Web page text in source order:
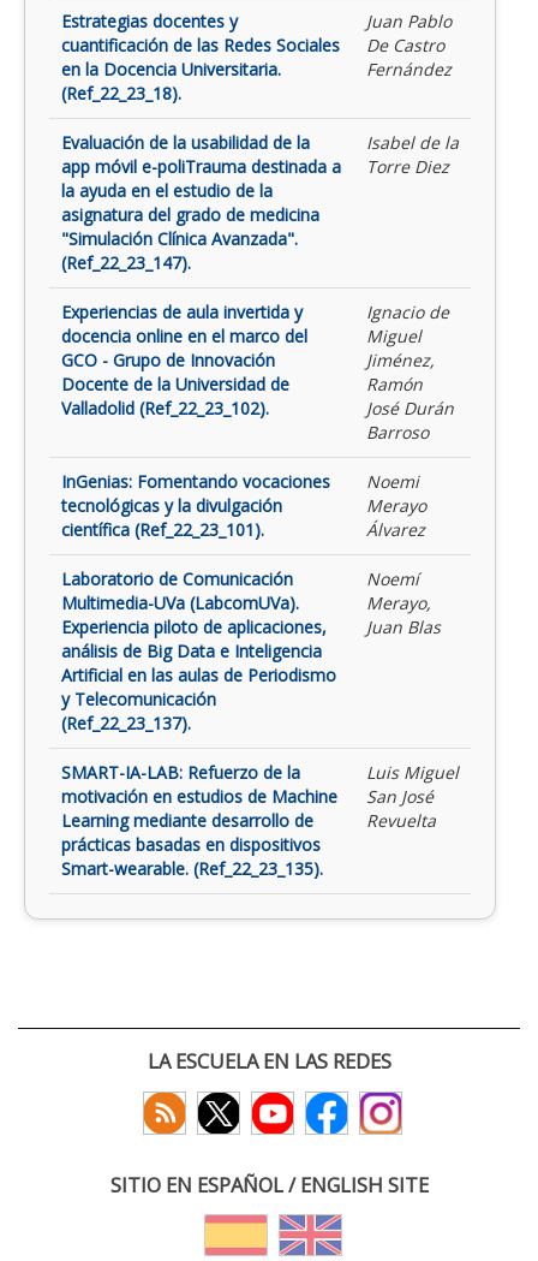
Estrategias docentes y
cuantificación de las Redes Sociales
en la Docencia Universitaria.
(Ref_22_23_18).
Juan Pablo
De Castro
Fernández
Evaluación de la usabilidad de la
app móvil e-poliTrauma destinada a
la ayuda en el estudio de la
asignatura del grado de medicina
"Simulación Clínica Avanzada".
(Ref_22_23_147).
Isabel de la
Torre Diez
Experiencias de aula invertida y
docencia online en el marco del
GCO - Grupo de Innovación
Docente de la Universidad de
Valladolid (Ref_22_23_102).
Ignacio de
Miguel
Jiménez,
Ramón
José Durán
Barroso
InGenias: Fomentando vocaciones
tecnológicas y la divulgación
científica (Ref_22_23_101).
Noemi
Merayo
Álvarez
Laboratorio de Comunicación
Multimedia-UVa (LabcomUVa).
Experiencia piloto de aplicaciones,
análisis de Big Data e Inteligencia
Artificial en las aulas de Periodismo
y Telecomunicación
(Ref_22_23_137).
Noemí
Merayo,
Juan Blas
SMART-IA-LAB: Refuerzo de la
motivación en estudios de Machine
Learning mediante desarrollo de
prácticas basadas en dispositivos
Smart-wearable. (Ref_22_23_135).
Luis Miguel
San José
Revuelta
LA ESCUELA EN LAS REDES
SITIO EN ESPAÑOL / ENGLISH SITE